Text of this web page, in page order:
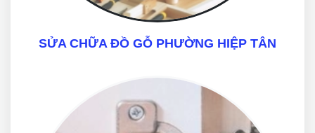
SỬA CHỮA ĐỒ GỖ PHƯỜNG HIỆP TÂN